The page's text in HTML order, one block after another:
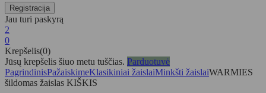
Jau turi paskyrą
2
0
Krepšelis(0)
Jūsų krepšelis šiuo metu tuščias. Parduotuvė
PagrindinisPažaiskimeKlasikiniai žaislaiMinkšti žaislaiWARMIES
šildomas žaislas KIŠKIS